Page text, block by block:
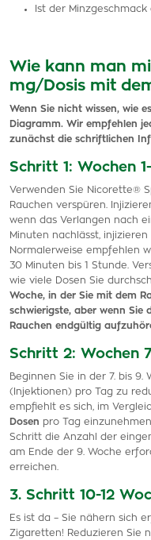
Ist der
Wie kann man
mg/Dosis mit
Wenn Sie nicht wissen, wie
Diagramm. Wir empfehlen
zunächst die schriftlichen
Schritt 1: Wochen
Verwenden Sie Nicorette®
Rauchen verspüren.
wenn das Verlangen nach
Minuten nachlässt,
Normalerweise empfehlen
30 Minuten bis 1 Stunde.
wie viele Dosen Sie
Woche, in der Sie mit dem
schwierigste, aber wenn Sie
Rauchen endgültig
Schritt 2: Wochen
Beginnen Sie in der 7. bis 9.
(Injektionen) pro Tag zu
empfiehlt es sich, im
Dosen pro Tag
Schritt die Anzahl der
am Ende der 9. Woche
erreichen.
3. Schritt 10-12
Es ist da – Sie nähern sich
Zigaretten! Reduzieren Sie